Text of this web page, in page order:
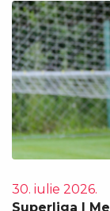
30. iulie 2026.
Superliga |